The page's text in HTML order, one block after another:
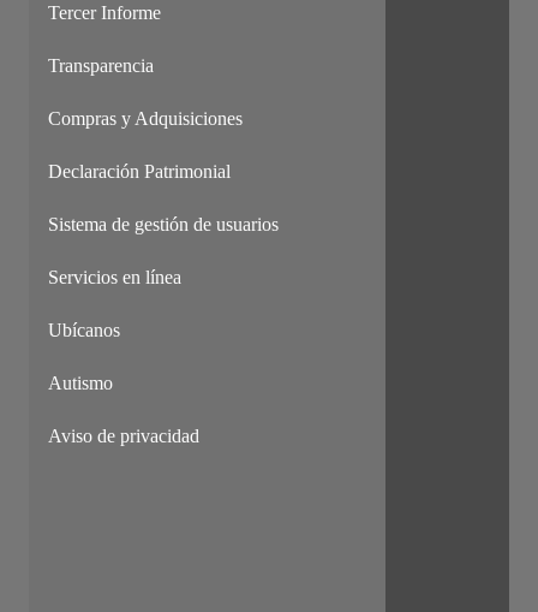
Tercer Informe
Transparencia
Compras y Adquisiciones
Declaración Patrimonial
Sistema de gestión de usuarios
Servicios en línea
Ubícanos
Autismo
Aviso de privacidad